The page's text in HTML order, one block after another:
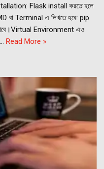
Flask install করতে হলে
বা Terminal এ লিখতে হবে: pip
Environment এও
Read More »